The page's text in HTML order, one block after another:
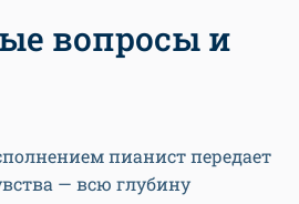
вопросы и
пианист передает
— всю глубину